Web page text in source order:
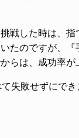
戦した時は、指
たのですが、『
らは、成功率が
失敗せずにでき